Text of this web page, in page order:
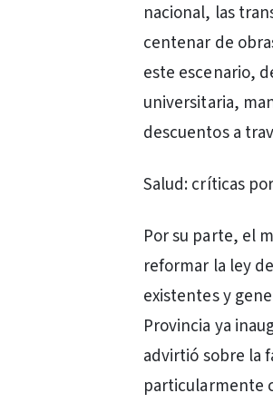
nacional, las
centenar de
este escenario,
universitaria,
descuentos a
Salud: críticas
Por su parte, el
reformar la ley
existentes y
Provincia ya
advirtió sobre la
particularmente